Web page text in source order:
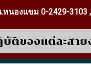
หนองแขม 0-2429-3103
ติของแต่ละสาย